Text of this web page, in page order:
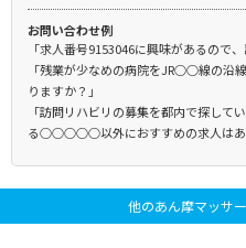
お問い合わせ例
「求人番号9153046に興味があるので
「残業が少なめの病院をJR○○線の沿
りますか？」
「訪問リハビリの募集を都内で探して
る○○○○○以外におすすめの求人はあ
他のあん摩マッサ